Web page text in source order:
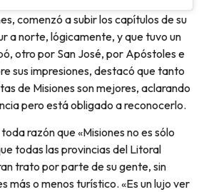
comenzó a subir los capítulos de su
a norte, lógicamente, y que tuvo un
otro por San José, por Apóstoles e
sus impresiones, destacó que tanto
de Misiones son mejores, aclarando
pero está obligado a reconocerlo.
razón que «Misiones no es sólo
todas las provincias del Litoral
trato por parte de su gente, sin
más o menos turístico. «Es un lujo ver